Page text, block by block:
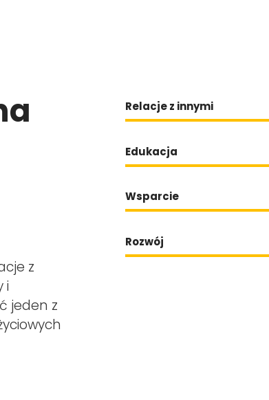
z
i
jeden z
Relacje z innymi
Edukacja
Wsparcie
Rozwój